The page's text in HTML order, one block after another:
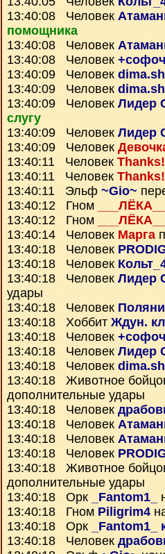
13:40:08 Человек
помощника
13:40:08 Человек
13:40:08 Человек
13:40:09 Человек
13:40:09 Человек
13:40:09 Человек Лидер
слугу
13:40:09 Человек Лидер
13:40:09 Человек
13:40:11 Человек Thanks!
13:40:11 Человек
13:40:11 Эльф ~Gio~
13:40:12 Гном
13:40:12 Гном
13:40:14 Человек Марга
13:40:18 Человек
13:40:18 Человек
13:40:18 Человек Лидер
удары
13:40:18 Человек
13:40:18 Хоббит Ждун.
13:40:18 Человек
13:40:18 Человек Лидер
13:40:18 Человек
13:40:18 Животное
дополнительные удары
13:40:18 Человек
13:40:18 Человек
13:40:18 Человек
13:40:18 Человек
13:40:18 Животное
дополнительные удары
13:40:18 Орк
_Fantom1_
13:40:18 Гном Piligrim4
13:40:18 Орк
_Fantom1_
13:40:18 Человек